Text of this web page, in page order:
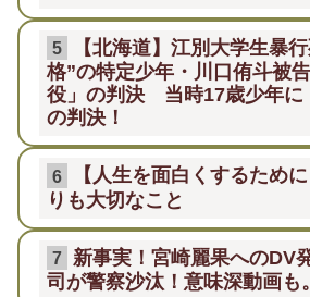
5
【北海道】江別大学生暴
格”の特定少年・川口侑斗被
役」の判決 当時17歳少年に
の判決！
6
【人生を面白くするため
りも大切なこと
7
新事実！宮崎麗果へのDV
司が警察沙汰！意味深動画